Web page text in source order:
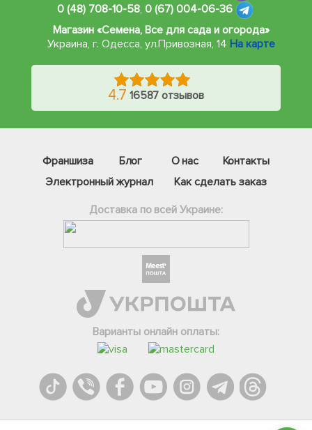
0 (48) 708-10-58, 0 (67) 004-06-36
Магазин «Семена, Все для сада и огорода»
Украина, г. Одесса, ул.Привозная, 14 На карте
4.7 16587 отзывов
Франшиза Блог О нас
Контакты
Электронный журнал
Как сделать заказ
Доставка по всей Украине:
Варианты онлайн оплаты:
Телеграм
Вайбер
Онлайн чат